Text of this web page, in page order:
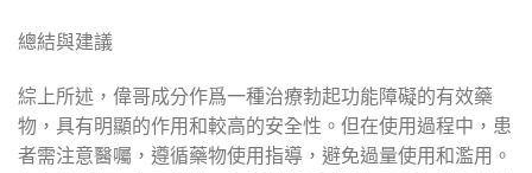
總結與建議
綜上所述，偉哥成分作爲一種治療勃起功能障礙的有效藥
物，具有明顯的作用和較高的安全性。但在使用過程中，患
者需注意醫囑，遵循藥物使用指導，避免過量使用和濫用。